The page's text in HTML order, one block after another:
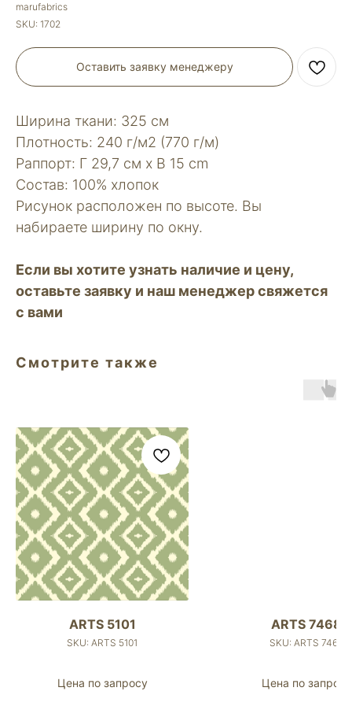
marufabrics
SKU: 1702
Оставить заявку менеджеру
Ширина ткани: 325 см
Плотность: 240 г/м2 (770 г/м)
Раппорт: Г 29,7 см х В 15 сm
Состав: 100% хлопок
Рисунок расположен по высоте. Вы
набираете ширину по окну.
Если вы хотите узнать наличие и цену,
оставьте заявку и наш менеджер свяжется
с вами
Смотрите также
ARTS 5101
SKU: ARTS 5101
Цена по запросу
ARTS 7468
SKU: ARTS 7468
Цена по запросу